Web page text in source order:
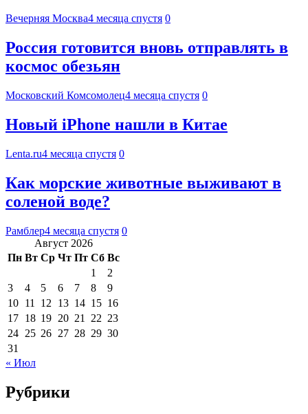
Вечерняя Москва4 месяца спустя 0
Россия готовится вновь отправлять в
космос обезьян
Московский Комсомолец4 месяца спустя 0
Новый iPhone нашли в Китае
Lenta.ru4 месяца спустя 0
Как морские животные выживают в
соленой воде?
Рамблер4 месяца спустя 0
Август 2026
Пн Вт Ср Чт Пт Сб Вс
1
2
3
4 5 6 7 8
9
10 11 12 13 14 15 16
17 18 19 20 21 22 23
24 25 26 27 28 29 30
31
« Июл
Рубрики